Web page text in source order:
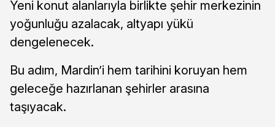
Yeni konut alanlarıyla birlikte şehir merkezinin
yoğunluğu azalacak, altyapı yükü
dengelenecek.
Bu adım, Mardin’i hem tarihini koruyan hem
geleceğe hazırlanan şehirler arasına
taşıyacak.